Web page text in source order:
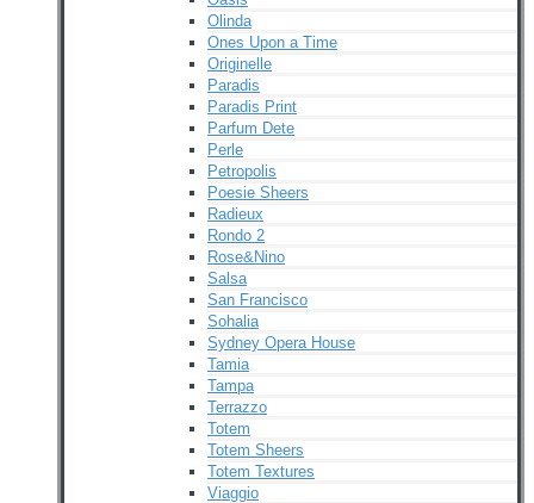
Olinda
Ones Upon a Time
Originelle
Paradis
Paradis Print
Parfum Dete
Perle
Petropolis
Poesie Sheers
Radieux
Rondo 2
Rose&Nino
Salsa
San Francisco
Sohalia
Sydney Opera House
Tamia
Tampa
Terrazzo
Totem
Totem Sheers
Totem Textures
Viaggio